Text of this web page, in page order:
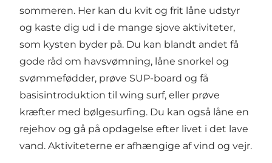
sommeren. Her kan du kvit og frit låne udstyr
og kaste dig ud i de mange sjove aktiviteter,
som kysten byder på. Du kan blandt andet få
gode råd om havsvømning, låne snorkel og
svømmefødder, prøve SUP-board og få
basisintroduktion til wing surf, eller prøve
kræfter med bølgesurfing. Du kan også låne en
rejehov og gå på opdagelse efter livet i det lave
vand. Aktiviteterne er afhængige af vind og vejr.